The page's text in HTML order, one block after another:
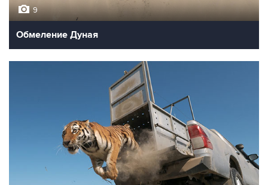
9
Обмеление Дуная